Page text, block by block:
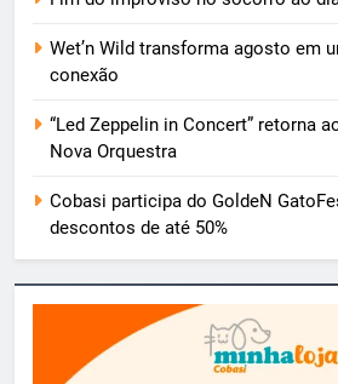
Wet’n Wild transforma agosto em
conexão
“Led Zeppelin in Concert” retorna
Nova Orquestra
Cobasi participa do GoldeN
descontos de até 50%